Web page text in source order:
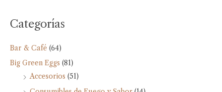
Categorías
Bar & Café (64)
Big Green Eggs (81)
Accesorios (51)